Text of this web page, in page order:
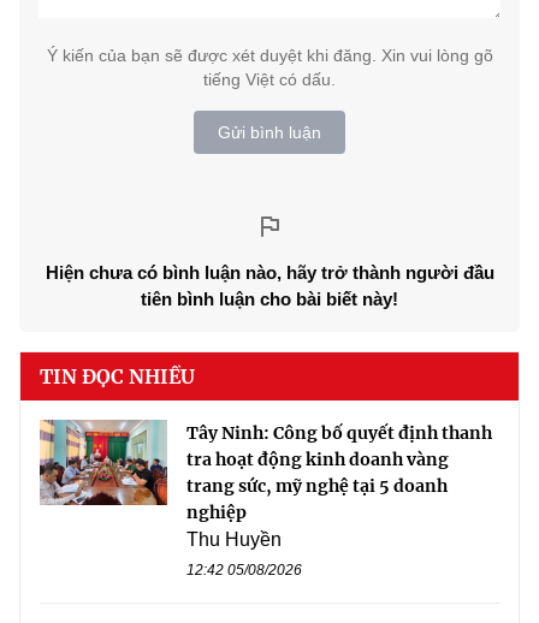
Ý kiến của bạn sẽ được xét duyệt khi đăng. Xin vui lòng gõ
tiếng Việt có dấu.
Gửi bình luận
Hiện chưa có bình luận nào, hãy trở thành người đầu
tiên bình luận cho bài biết này!
TIN ĐỌC NHIỀU
Tây Ninh: Công bố quyết định thanh
tra hoạt động kinh doanh vàng
trang sức, mỹ nghệ tại 5 doanh
nghiệp
Thu Huyền
12:42 05/08/2026